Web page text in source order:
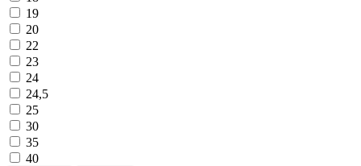
19
20
22
23
24
24,5
25
30
35
40